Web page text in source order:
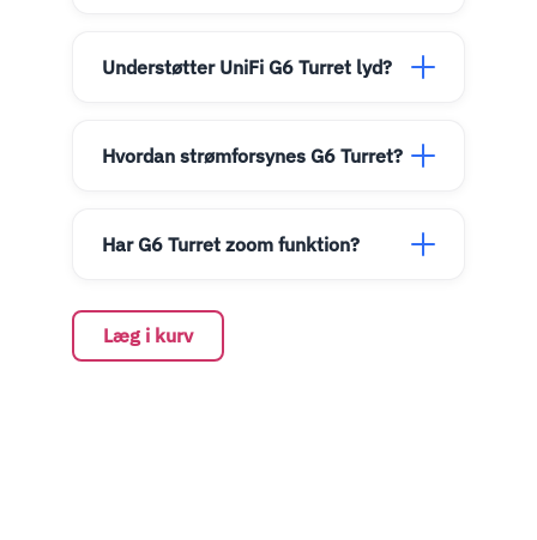
Understøtter UniFi G6 Turret lyd?
Hvordan strømforsynes G6 Turret?
Har G6 Turret zoom funktion?
Læg i kurv